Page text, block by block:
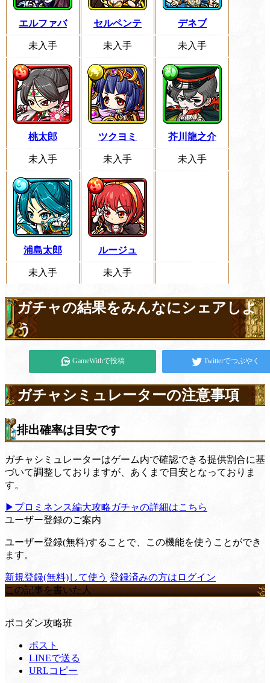
エルファバ セルペンテ デネブ
未入手 未入手 未入手
桃太郎 ツクヨミ 芥川龍之介
未入手 未入手 未入手
浦島太郎 ルージュ
未入手 未入手
ガチャの結果をみんなにシェアしよ
う
GameWithで投稿 Twitterでつぶやく
ガチャシミュレーターの注意事項
排出確率は目安です
ガチャシミュレーターはゲーム内で確認できる提供割合に基
づいて調整しておりますが、あくまで目安となっておりま
す。
▶プロミネンス編大攻略ガチャの詳細はこちら
ユーザー登録のご案内
ユーザー登録(無料)することで、この機能を使うことができ
ます。
新規登録(無料)して使う 登録済みの方はログイン
この記事を書いた人
ポコダン攻略班
ポスト
LINEで送る
URLコピー